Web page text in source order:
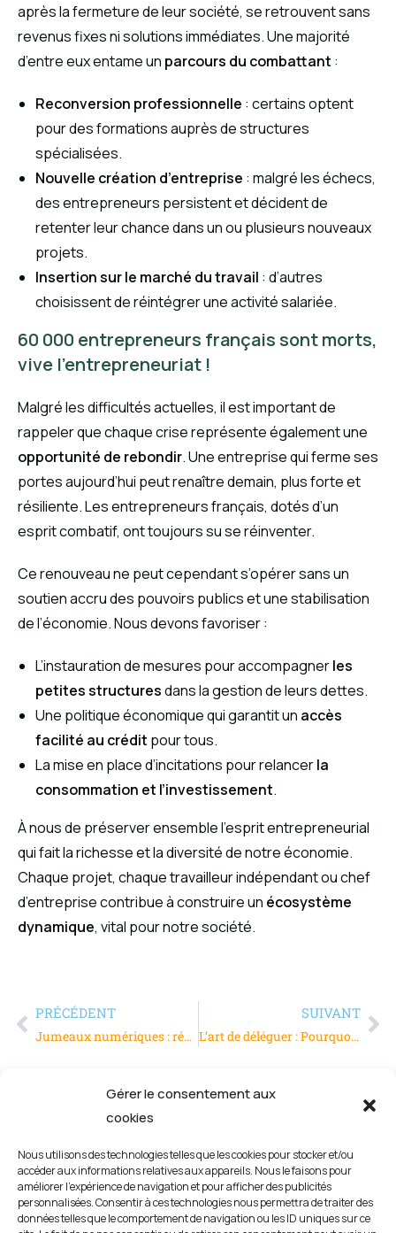
Gérer le consentement aux
cookies
Nous utilisons des technologies telles que les cookies pour stocker et/ou
accéder aux informations relatives aux appareils. Nous le faisons pour
améliorer l’expérience de navigation et pour afficher des publicités
personnalisées. Consentir à ces technologies nous permettra de traiter des
données telles que le comportement de navigation ou les ID uniques sur ce
après la fermeture de leur société, se retrouvent sans
revenus fixes ni solutions immédiates. Une majorité
d’entre eux entame un parcours du combattant :
Reconversion professionnelle : certains optent
pour des formations auprès de structures
spécialisées.
Nouvelle création d’entreprise : malgré les échecs,
des entrepreneurs persistent et décident de
retenter leur chance dans un ou plusieurs nouveaux
projets.
Insertion sur le marché du travail : d’autres
choisissent de réintégrer une activité salariée.
60 000 entrepreneurs français sont morts,
vive l’entrepreneuriat !
Malgré les difficultés actuelles, il est important de
rappeler que chaque crise représente également une
opportunité de rebondir. Une entreprise qui ferme ses
portes aujourd’hui peut renaître demain, plus forte et
résiliente. Les entrepreneurs français, dotés d’un
esprit combatif, ont toujours su se réinventer.
Ce renouveau ne peut cependant s’opérer sans un
soutien accru des pouvoirs publics et une stabilisation
de l’économie. Nous devons favoriser :
L’instauration de mesures pour accompagnerles
petites structuresdans la gestion de leurs dettes.
Une politique économique qui garantit un accès
facilité au crédit pour tous.
La mise en place d’incitations pour relancerla
consommation et l’investissement.
À nous de préserver ensemble l’esprit entrepreneurial
qui fait la richesse et la diversité de notre économie.
Chaque projet, chaque travailleur indépendant ou chef
d’entreprise contribue à construire un écosystème
dynamique, vital pour notre société.
PRÉCÉDENT
Jumeaux numériques : révolutionner la simulation et l’optimisation des processus industriels
SUIVANT
L’art de déléguer : Pourquoi et comment faire confiance à son équipe pour un management efficace et productif